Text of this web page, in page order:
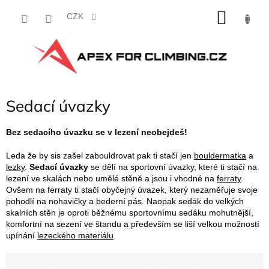
CZK
Sedací úvazky
Bez sedacího úvazku se v lezení neobejdeš!
Leda že by sis zašel zabouldrovat pak ti stačí jen bouldermatka a
lezky. Sedací úvazky se dělí na sportovní úvazky, které ti stačí na
lezení ve skalách nebo umělé stěně a jsou i vhodné na ferraty.
Ovšem na ferraty ti stačí obyčejný úvazek, který nezaměřuje svoje
pohodlí na nohavičky a bederní pás. Naopak sedák do velkých
skalních stěn je oproti běžnému sportovnímu sedáku mohutnější,
komfortní na sezení ve štandu a především se liší velkou možností
upínání lezeckého materiálu